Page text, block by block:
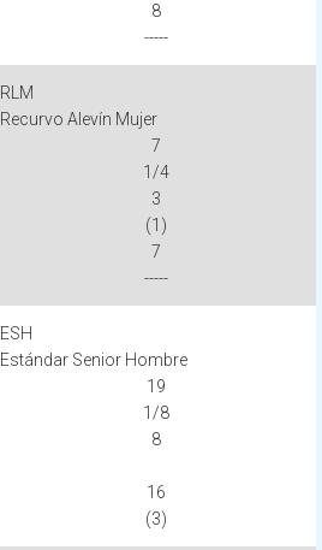
8
-----
RLM
Recurvo Alevín Mujer
7
1/4
3
(1)
7
-----
ESH
Estándar Senior Hombre
19
1/8
8
16
(3)